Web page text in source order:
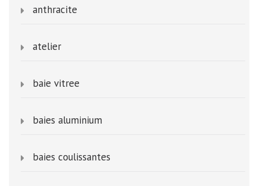
anthracite
atelier
baie vitree
baies aluminium
baies coulissantes